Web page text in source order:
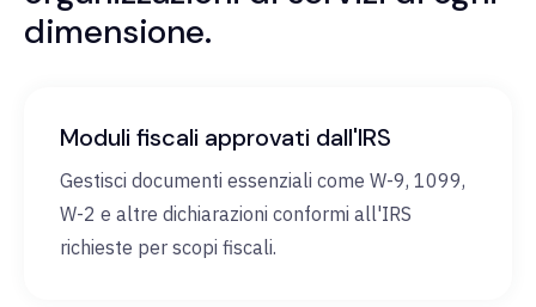
dimensione.
Moduli fiscali approvati dall'IRS
Gestisci documenti essenziali come W-9, 1099,
W-2 e altre dichiarazioni conformi all'IRS
richieste per scopi fiscali.